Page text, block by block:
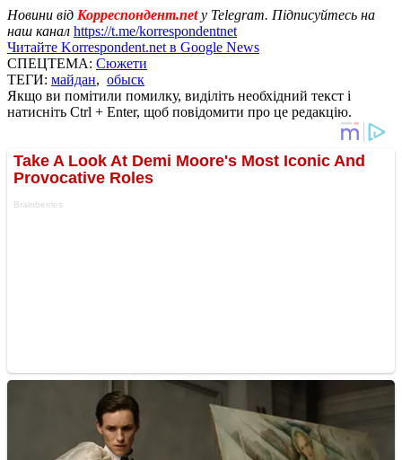
Новини від Корреспондент.net у Telegram. Підписуйтесь на
наш канал https://t.me/korrespondentnet
Читайте Korrespondent.net в Google News
СПЕЦТЕМА: Сюжети
ТЕГИ: майдан, обыск
Якщо ви помітили помилку, виділіть необхідний текст і
натисніть Ctrl + Enter, щоб повідомити про це редакцію.